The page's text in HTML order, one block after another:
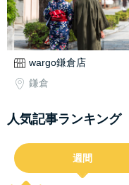
wargo鎌倉店
鎌倉
人気記事ランキング
週間